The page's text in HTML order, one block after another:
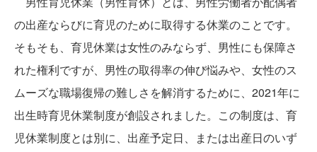
の出産ならびに育児のために取得する休業のことです。
そもそも、育児休業は女性のみならず、男性にも保障さ
れた権利ですが、男性の取得率の伸び悩みや、女性のス
ムーズな職場復帰の難しさを解消するために、2021年に
出生時育児休業制度が創設されました。この制度は、育
児休業制度とは別に、出産予定日、または出産日のいず